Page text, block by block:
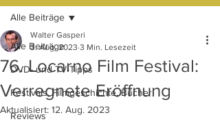
Alle Beiträge
DVD- und TV-Tipps
Festivals, Filmgeschichte, Bücher
Reviews
Alle Beiträge
76. Locarno Film Festival:
Verregnete Eröffnung
Walter Gasperi
3. Aug. 2023 3 Min. Lesezeit
Aktualisiert: 12. Aug. 2023